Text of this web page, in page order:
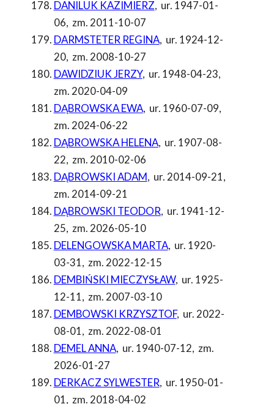
DANILUK KAZIMIERZ, ur. 1947-01-
06, zm. 2011-10-07
DARMSTETER REGINA, ur. 1924-12-
20, zm. 2008-10-27
DAWIDZIUK JERZY, ur. 1948-04-23,
zm. 2020-04-09
DĄBROWSKA EWA, ur. 1960-07-09,
zm. 2024-06-22
DĄBROWSKA HELENA, ur. 1907-08-
22, zm. 2010-02-06
DĄBROWSKI ADAM, ur. 2014-09-21,
zm. 2014-09-21
DĄBROWSKI TEODOR, ur. 1941-12-
25, zm. 2026-05-10
DELENGOWSKA MARTA, ur. 1920-
03-31, zm. 2022-12-15
DEMBIŃSKI MIECZYSŁAW, ur. 1925-
12-11, zm. 2007-03-10
DEMBOWSKI KRZYSZTOF, ur. 2022-
08-01, zm. 2022-08-01
DEMEL ANNA, ur. 1940-07-12, zm.
2026-01-27
DERKACZ SYLWESTER, ur. 1950-01-
01, zm. 2018-04-02